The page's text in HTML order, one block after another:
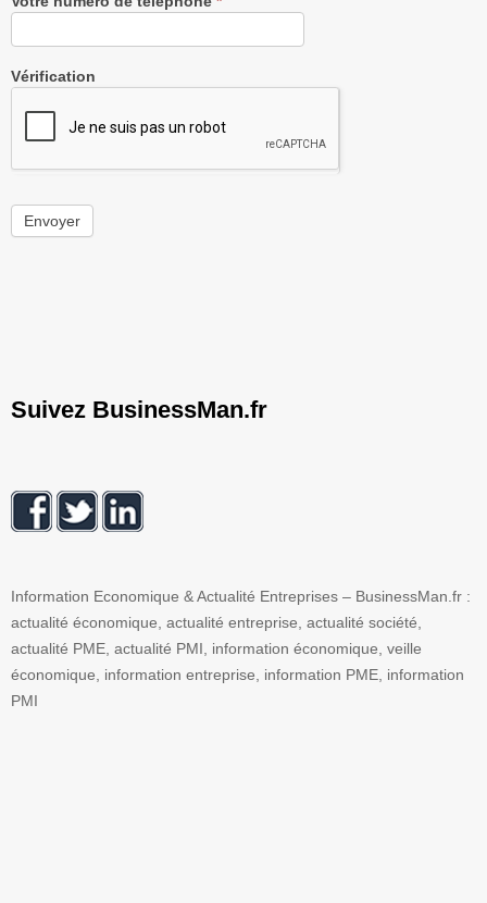
Vérification
Envoyer
Suivez BusinessMan.fr
Information Economique & Actualité Entreprises – BusinessMan.fr :
actualité économique, actualité entreprise, actualité société,
actualité PME, actualité PMI, information économique, veille
économique, information entreprise, information PME, information
PMI